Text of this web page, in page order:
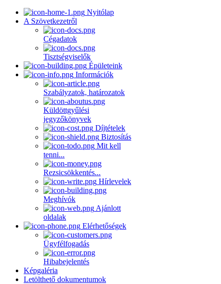
Nyitólap
A Szövetkezetről
Cégadatok
Tisztségviselők
Épületeink
Információk
Szabályzatok, határozatok
Küldöttgyűlési
jegyzőkönyvek
Díjtételek
Biztosítás
Mit kell
tenni...
Rezsicsökkentés...
Hírlevelek
Meghívók
Ajánlott
oldalak
Elérhetőségek
Ügyfélfogadás
Hibabejelentés
Képgaléria
Letölthető dokumentumok